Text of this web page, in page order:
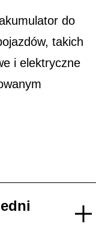
do
takich
i elektryczne